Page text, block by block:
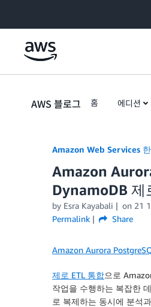
AWS 블로그 홈 에디션
Amazon Web Services
Amazon
DynamoDB 제
by Esra Kayabali on 21
Permalink
Share
Amazon Aurora
제로 ETL 통합으로
작업을 수행하는 복잡한
로 복제하는 동시에 분석